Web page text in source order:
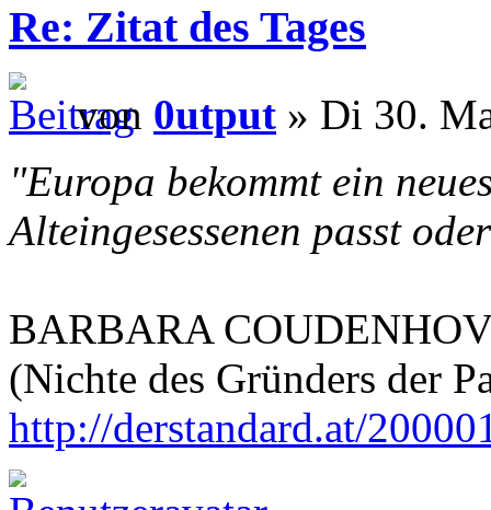
Re: Zitat des Tages
von 0utput » Di 30.
"Europa bekommt ein
Alteingesessenen passt
BARBARA
(Nichte des Gründers der
http://derstandard.at/